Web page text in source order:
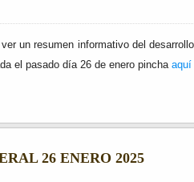
un resumen informativo del
el pasado día 26 de enero pinchaaquí
26 ENERO 2025